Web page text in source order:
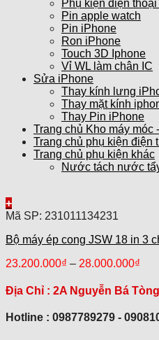
Phụ kiện điện
Pin apple watch
Pin iPhone
Ron iPhone
Touch 3D Iphone
Vỉ WL làm chân IC
Sửa iPhone
Thay kính lưng
Thay mặt kính
Thay Pin iPhone
Trang chủ Kho máy móc
Trang chủ phụ kiện điện
Trang chủ phụ kiện khác
Nước tách nước
+
Mã SP: 231011134231
Bộ máy ép cong JSW 18 in 3
23.200.000₫ – 28.000.000₫
Địa Chỉ : 2A Nguyễn Bá
Hotline : 0987789279 -